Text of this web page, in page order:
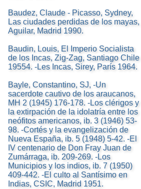
Baudez, Claude - Picasso, Sydney,
Las ciudades perdidas de los mayas,
Aguilar, Madrid 1990.
Baudin, Louis, El Imperio Socialista
de los Incas, Zig-Zag, Santiago Chile
19554. -Les Incas, Sirey, París 1964.
Bayle, Constantino, SJ, -Un
sacerdote cautivo de los araucanos,
MH 2 (1945) 176-178. -Los clérigos y
la extirpación de la idolatría entre los
neófitos americanos, ib. 3 (1946) 53-
98. -Cortés y la evangelización de
Nueva España, ib. 5 (1948) 5-42. -El
IV centenario de Don Fray Juan de
Zumárraga, ib. 209-269. -Los
Municipios y los indios, ib. 7 (1950)
409-442. -El culto al Santísimo en
Indias, CSIC, Madrid 1951.